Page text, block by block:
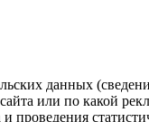
данных
или по какой
проведения